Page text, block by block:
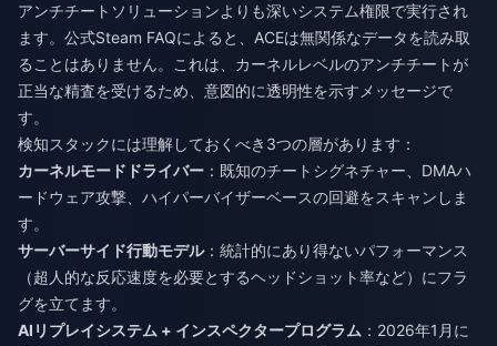
アンチチートソリューションよりも深いシステム権限で実行され
ます。公式Steam FAQによると、ACEは無関係なデータを読み取
ることはありません。これは、カーネルレベルのアンチチートが
正当な精査を受けるため、意図的に透明性を示すメッセージで
す。
検知スタックには理解しておくべき3つの層があります：
カーネルモードドライバー ：既知のチートシグネチャー、DMAハ
ードウェア攻撃、ハイパーバイザーベースの回避をスキャンしま
す。
サーバーサイド行動モデル：統計的にあり得ないパフォーマンス
（超人的な反応速度を必要とするヘッドショット率など）にフラ
グを立てます。
AIリプレイシステム + インスペクタープログラム ：2026年1月に